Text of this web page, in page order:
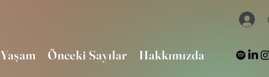
Yaşam Önceki Sayılar Hakkımızda